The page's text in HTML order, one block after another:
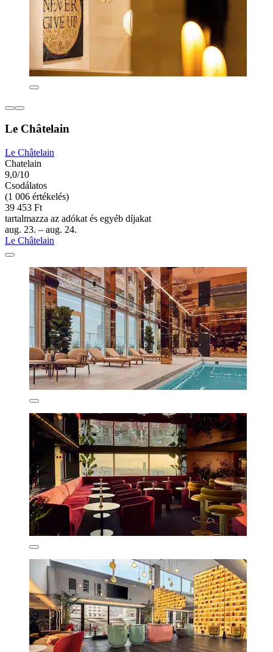
Le Châtelain
Le Châtelain
Chatelain
9,0/10
Csodálatos
(1 006 értékelés)
39 453 Ft
tartalmazza az adókat és egyéb díjakat
aug. 23. – aug. 24.
Le Châtelain